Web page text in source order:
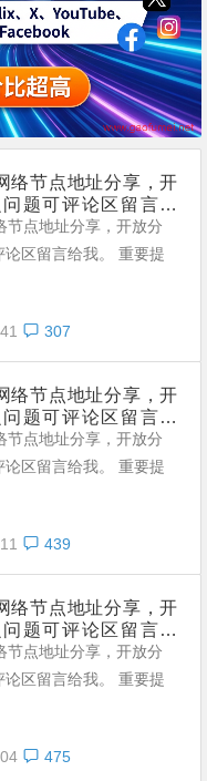
络节点地址分享，开
题可评论区留言给
节点地址分享，开放分
区留言给我。 重要提
望太多。 常见问题，
意你自己的网络环境
，手动配置一下：4个
8.8.8.8或是其它公共
费公共的节点，用的人
307
络节点地址分享，开
题可评论区留言给
节点地址分享，开放分
区留言给我。 重要提
望太多。 常见问题，
意你自己的网络环境
，手动配置一下：4个
8.8.8.8或是其它公共
费公共的节点，用的人
439
络节点地址分享，开
题可评论区留言给
节点地址分享，开放分
区留言给我。 重要提
望太多。 常见问题，
475